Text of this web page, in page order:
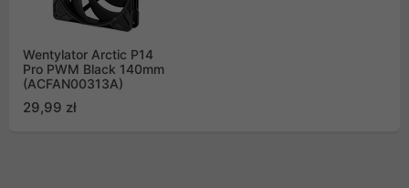
Wentylator Arctic P14
Pro PWM Black 140mm
(ACFAN00313A)
29,99 zł